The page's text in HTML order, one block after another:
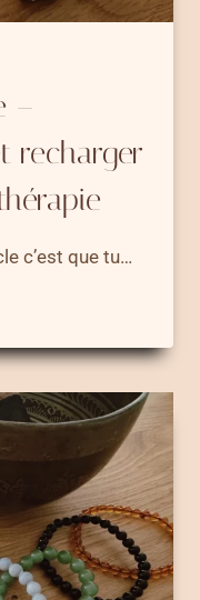
–
recharger
c’est que tu…